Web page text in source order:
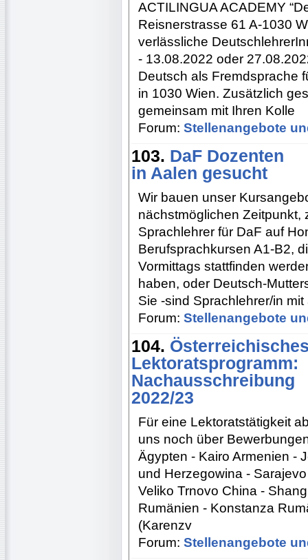
ACTILINGUA ACADEMY
Reisnerstrasse 61 A-1030
verlässliche
- 13.08.2022 oder
Deutsch als Fremdsprache
in 1030 Wien. Zusätzlich
gemeinsam mit Ihren Kolle
Forum: Stellenangebote
103. DaF Dozenten
in Aalen gesucht
Wir bauen unser
nächstmöglichen Zeitpunkt,
Sprachlehrer für DaF auf
Berufsprachkursen A1-B2,
Vormittags stattfinden
haben, oder Deutsch-
Sie -sind Sprachlehrer/in mit
Forum: Stellenangebote
104.
Lektoratsprogramm:
Nachausschreibung
2022/23
Für eine Lektoratstätigkeit
uns noch über
Ägypten - Kairo Armenien -
und Herzegowina -
Veliko Trnovo China -
Rumänien - Konstanza
(Karenzv
Forum: Stellenangebote